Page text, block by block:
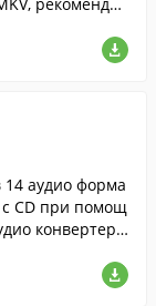
аудио форма
с CD при помощ
конвертера